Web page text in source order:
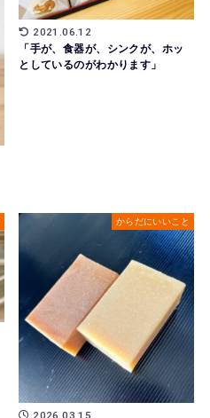
2021.06.12
「手が、食器が、シンクが、ホッ
としているのがわかります」
からだにいいこと